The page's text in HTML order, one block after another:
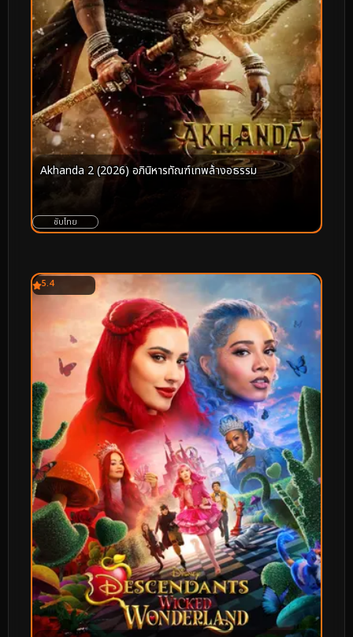
Akhanda 2 (2026) อภินิหารทัณฑ์เทพล้างอธรรม
ซับไทย
5.4